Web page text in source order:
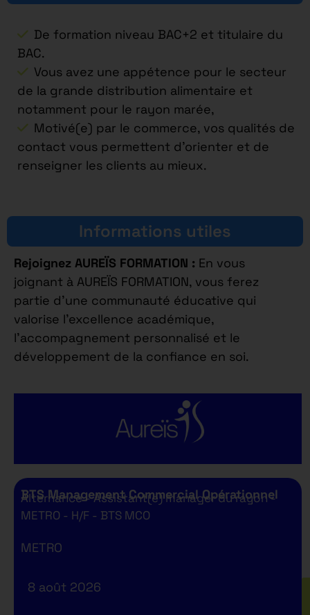
De formation niveau BAC+2 et titulaire du
BAC.
Vous avez une appétence pour le secteur
de la grande distribution alimentaire et
notamment pour le rayon marée,
Motivé(e) par le commerce, vos qualités de
contact vous permettent d’orienter et de
renseigner les clients au mieux.
Informations utiles
Rejoignez AUREÏS FORMATION : En vous
joignant à AUREÏS FORMATION, vous ferez
partie d’une communauté éducative qui
valorise l’excellence académique,
l’accompagnement personnalisé et le
développement de la confiance en soi.
BTS Management Commercial Opérationnel
Alternance - Assistant(e) manager du rayon -
METRO - H/F - BTS MCO
METRO
8 août 2026